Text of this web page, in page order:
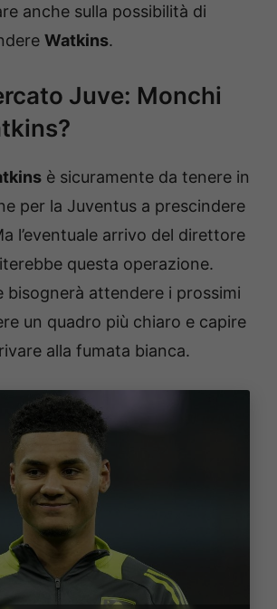
anche sulla possibilità di
Watkins.
Juve: Monchi
è sicuramente da tenere in
per la Juventus a prescindere
l’eventuale arrivo del direttore
questa operazione.
bisognerà attendere i prossimi
un quadro più chiaro e capire
alla fumata bianca.